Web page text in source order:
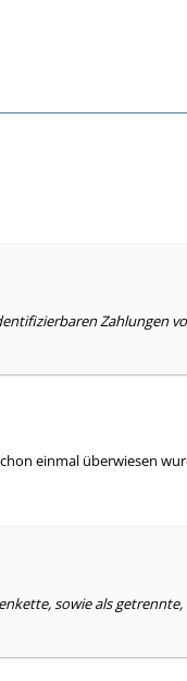
Zahlungen
einmal überwiesen
sowie als